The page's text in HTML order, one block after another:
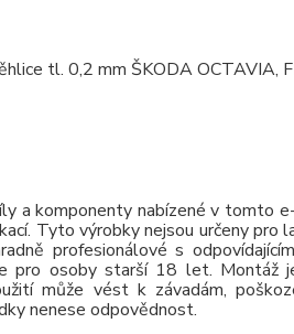
tl. 0,2 mm ŠKODA OCTAVIA,
a komponenty nabízené v tomto
Tyto výrobky nejsou určeny pro
profesionálové s
pro osoby starší 18 let. Montáž
může vést k závadám,
nenese odpovědnost.